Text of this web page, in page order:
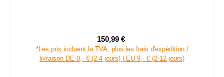
Prix de vente :
150,99 €
*Les prix incluent la TVA, plus les frais d'expédition /
livraison DE 0,- € (2-4 jours) | EU 9,- € (2-12 jours)